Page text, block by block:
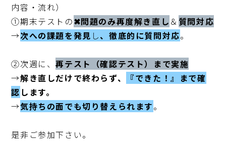
内容・流れ）
①期末テストの✖問題のみ再度解き直し ＆ 質問対応
→次への課題を発見 し、徹底的に質問対応。
②次週に、再テスト（確認テスト）まで実施
→解き直しだけで終わらず、
『できた！』まで確
認 します。
→気持ちの面でも切り替えられます。
是非ご参加下さい。